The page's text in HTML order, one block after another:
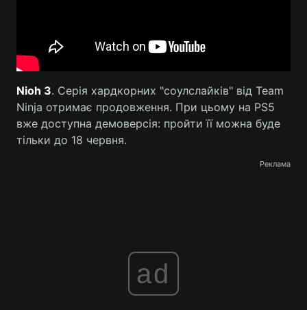
Nioh 3. Серія хардкорних "соулслайків" від Team
Ninja отримає продовження. При цьому на PS5
вже доступна демоверсія: пройти її можна буде
тільки до 18 червня.
Реклама
ad